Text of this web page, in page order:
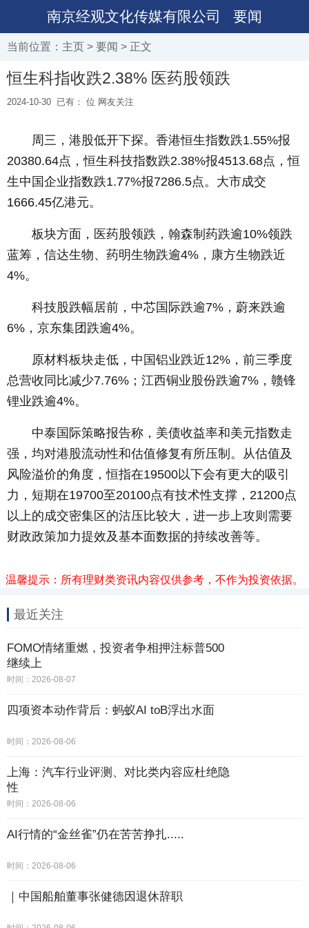
南京经观文化传媒有限公司 要闻
当前位置： 主页 > 要闻 > 正文
恒生科指收跌2.38% 医药股领跌
2024-10-30 已有： 位 网友关注
周三，港股低开下探。香港恒生指数跌1.55%报
20380.64点，恒生科技指数跌2.38%报4513.68点，恒
生中国企业指数跌1.77%报7286.5点。大市成交
1666.45亿港元。
板块方面，医药股领跌，翰森制药跌逾10%领跌
蓝筹，信达生物、药明生物跌逾4%，康方生物跌近
4%。
科技股跌幅居前，中芯国际跌逾7%，蔚来跌逾
6%，京东集团跌逾4%。
原材料板块走低，中国铝业跌近12%，前三季度
总营收同比减少7.76%；江西铜业股份跌逾7%，赣锋
锂业跌逾4%。
中泰国际策略报告称，美债收益率和美元指数走
强，均对港股流动性和估值修复有所压制。从估值及
风险溢价的角度，恒指在19500以下会有更大的吸引
力，短期在19700至20100点有技术性支撑，21200点
以上的成交密集区的沽压比较大，进一步上攻则需要
财政政策加力提效及基本面数据的持续改善等。
温馨提示：所有理财类资讯内容仅供参考，不作为投资依据。
最近关注
FOMO情绪重燃，投资者争相押注标普500
继续上
时间：2026-08-07
四项资本动作背后：蚂蚁AI toB浮出水面
时间：2026-08-06
上海：汽车行业评测、对比类内容应杜绝隐
性
时间：2026-08-06
AI行情的“金丝雀”仍在苦苦挣扎.....
时间：2026-08-06
｜中国船舶董事张健德因退休辞职